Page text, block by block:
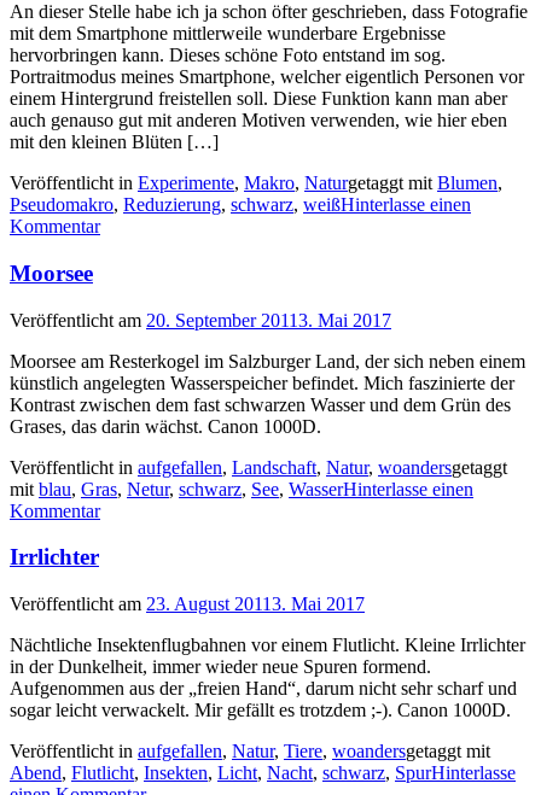
An dieser Stelle habe ich ja schon öfter geschrieben, dass Fotografie
mit dem Smartphone mittlerweile wunderbare Ergebnisse
hervorbringen kann. Dieses schöne Foto entstand im sog.
Portraitmodus meines Smartphone, welcher eigentlich Personen vor
einem Hintergrund freistellen soll. Diese Funktion kann man aber
auch genauso gut mit anderen Motiven verwenden, wie hier eben
mit den kleinen Blüten […]
Veröffentlicht in Experimente, Makro, Naturgetaggt mit Blumen,
Pseudomakro, Reduzierung, schwarz, weißHinterlasse einen
Kommentar
Moorsee
Veröffentlicht am 20. September 20113. Mai 2017
Moorsee am Resterkogel im Salzburger Land, der sich neben einem
künstlich angelegten Wasserspeicher befindet. Mich faszinierte der
Kontrast zwischen dem fast schwarzen Wasser und dem Grün des
Grases, das darin wächst. Canon 1000D.
Veröffentlicht in aufgefallen, Landschaft, Natur, woandersgetaggt
mit blau, Gras, Netur, schwarz, See, WasserHinterlasse einen
Kommentar
Irrlichter
Veröffentlicht am 23. August 20113. Mai 2017
Nächtliche Insektenflugbahnen vor einem Flutlicht. Kleine Irrlichter
in der Dunkelheit, immer wieder neue Spuren formend.
Aufgenommen aus der „freien Hand“, darum nicht sehr scharf und
sogar leicht verwackelt. Mir gefällt es trotzdem ;-). Canon 1000D.
Veröffentlicht in aufgefallen, Natur, Tiere, woandersgetaggt mit
Abend, Flutlicht, Insekten, Licht, Nacht, schwarz, SpurHinterlasse